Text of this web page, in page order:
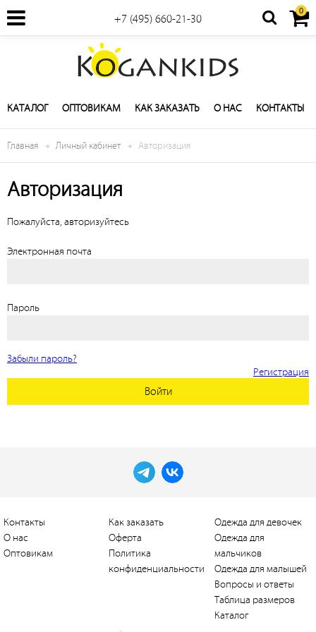
+7 (495) 660-21-30
0
КАТАЛОГ ОПТОВИКАМ КАК ЗАКАЗАТЬ О НАС КОНТАКТЫ
Главная Личный кабинет Авторизация
Авторизация
Пожалуйста, авторизуйтесь
Электронная почта
Пароль
Забыли пароль?
Регистрация
Войти
Контакты
О нас
Оптовикам
Как заказать
Оферта
Политика
конфиденциальности
Одежда для девочек
Одежда для
мальчиков
Одежда для малышей
Вопросы и ответы
Таблица размеров
Каталог